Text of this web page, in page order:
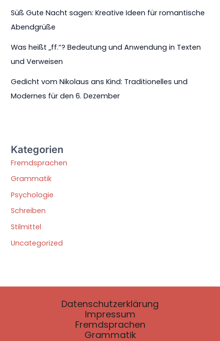
Süß Gute Nacht sagen: Kreative Ideen für romantische
Abendgrüße
Was heißt „ff.“? Bedeutung und Anwendung in Texten
und Verweisen
Gedicht vom Nikolaus ans Kind: Traditionelles und
Modernes für den 6. Dezember
Kategorien
Fremdsprachen
Grammatik
Psychologie
Schreiben
Stilmittel
Uncategorized
Datenschutzerklärung
Impressum
Fremdsprachen
Grammatik